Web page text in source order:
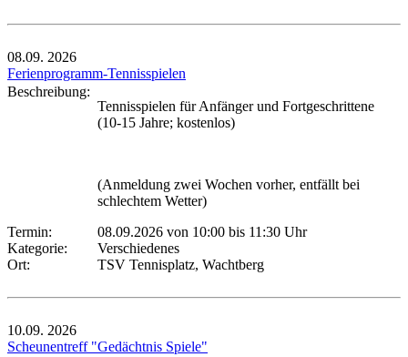
08.09. 2026
Ferienprogramm-Tennisspielen
Beschreibung:
Tennisspielen für Anfänger und Fortgeschrittene
(10-15 Jahre; kostenlos)
(Anmeldung zwei Wochen vorher, entfällt bei
schlechtem Wetter)
Termin:
08.09.2026 von 10:00 bis 11:30 Uhr
Kategorie:
Verschiedenes
Ort:
TSV Tennisplatz, Wachtberg
10.09. 2026
Scheunentreff "Gedächtnis Spiele"